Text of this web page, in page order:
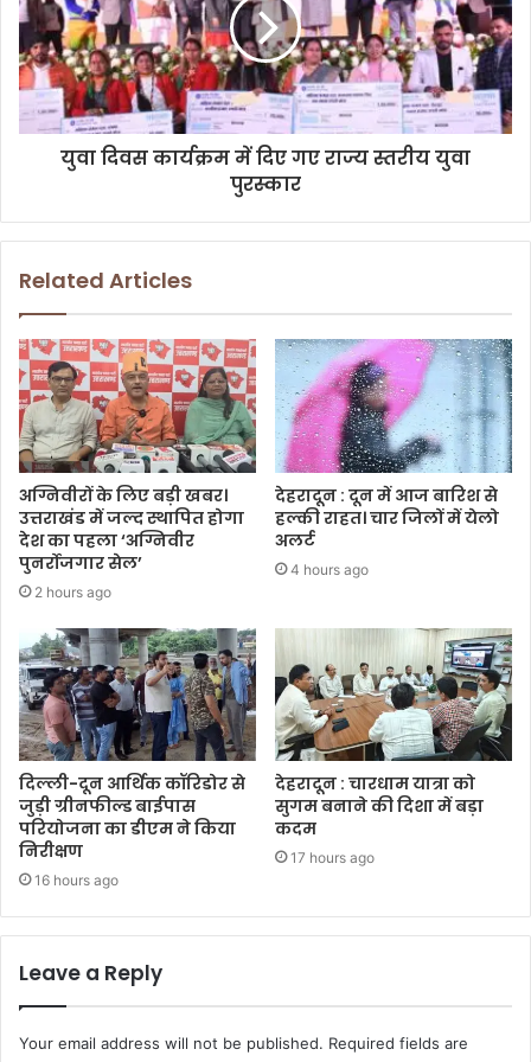
युवा दिवस कार्यक्रम में दिए गए राज्य स्तरीय युवा
पुरस्कार
Related Articles
अग्निवीरों के लिए बड़ी खबर।
उत्तराखंड में जल्द स्थापित होगा
देश का पहला ‘अग्निवीर
पुनर्रोजगार सेल’
2 hours ago
देहरादून : दून में आज बारिश से
हल्की राहत। चार जिलों में येलो
अलर्ट
4 hours ago
दिल्ली-दून आर्थिक कॉरिडोर से
जुड़ी ग्रीनफील्ड बाईपास
परियोजना का डीएम ने किया
निरीक्षण
16 hours ago
देहरादून : चारधाम यात्रा को
सुगम बनाने की दिशा में बड़ा
कदम
17 hours ago
Leave a Reply
Your email address will not be published. Required fields are